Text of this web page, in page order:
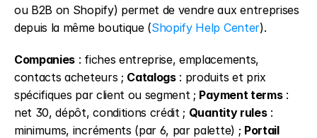
ou B2B on Shopify) permet de vendre aux entreprises
depuis la même boutique (Shopify Help Center).
Companies : fiches entreprise, emplacements,
contacts acheteurs ; Catalogs : produits et prix
spécifiques par client ou segment ; Payment terms :
net 30, dépôt, conditions crédit ; Quantity rules :
minimums, incréments (par 6, par palette) ; Portail